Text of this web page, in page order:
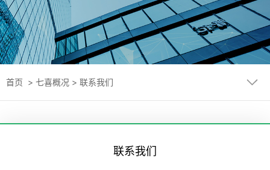
首页 > 七喜概况 > 联系我们
联系我们